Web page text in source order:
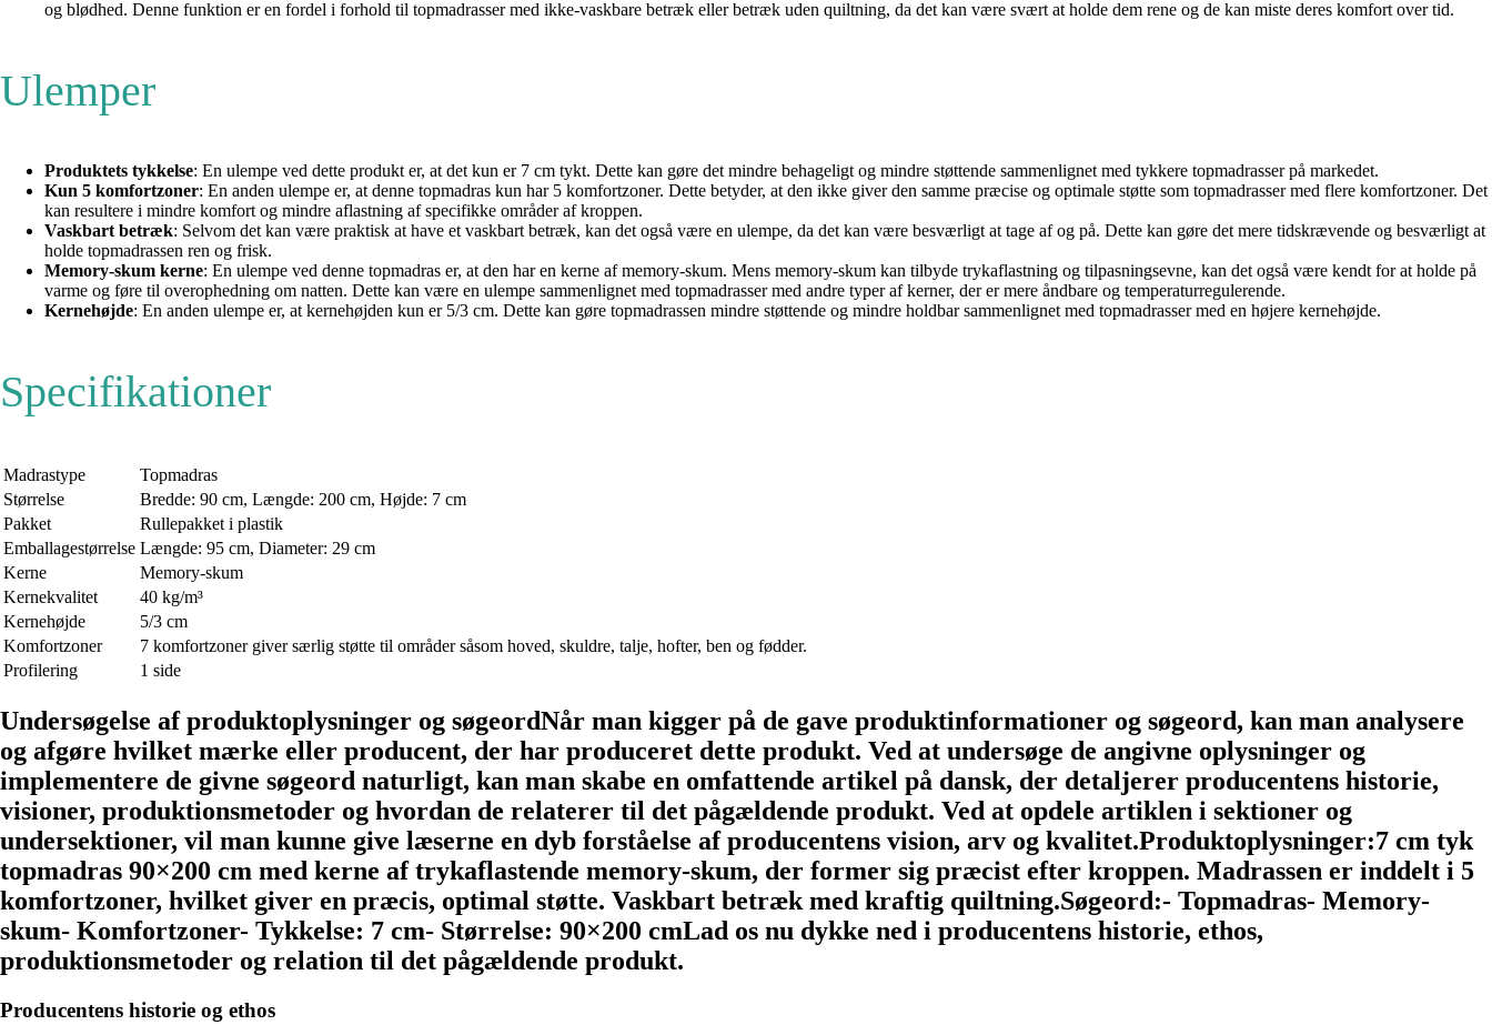
og blødhed. Denne funktion er en fordel i forhold til topmadrasser med ikke-vaskbare betræk eller betræk uden quiltning, da det kan være svært at holde dem rene og de kan miste deres komfort over tid.
Ulemper
Produktets tykkelse: En ulempe ved dette produkt er, at det kun er 7 cm tykt. Dette kan gøre det mindre behageligt og mindre støttende sammenlignet med tykkere topmadrasser på markedet.
Kun 5 komfortzoner: En anden ulempe er, at denne topmadras kun har 5 komfortzoner. Dette betyder, at den ikke giver den samme præcise og optimale støtte som topmadrasser med flere komfortzoner. Det
kan resultere i mindre komfort og mindre aflastning af specifikke områder af kroppen.
Vaskbart betræk: Selvom det kan være praktisk at have et vaskbart betræk, kan det også være en ulempe, da det kan være besværligt at tage af og på. Dette kan gøre det mere tidskrævende og besværligt at
holde topmadrassen ren og frisk.
Memory-skum kerne: En ulempe ved denne topmadras er, at den har en kerne af memory-skum. Mens memory-skum kan tilbyde trykaflastning og tilpasningsevne, kan det også være kendt for at holde på
varme og føre til overophedning om natten. Dette kan være en ulempe sammenlignet med topmadrasser med andre typer af kerner, der er mere åndbare og temperaturregulerende.
Kernehøjde: En anden ulempe er, at kernehøjden kun er 5/3 cm. Dette kan gøre topmadrassen mindre støttende og mindre holdbar sammenlignet med topmadrasser med en højere kernehøjde.
Specifikationer
Madrastype
Topmadras
Størrelse
Bredde: 90 cm, Længde: 200 cm, Højde: 7 cm
Pakket
Rullepakket i plastik
Emballagestørrelse Længde: 95 cm, Diameter: 29 cm
Kerne
Memory-skum
Kernekvalitet
40 kg/m³
Kernehøjde
5/3 cm
Komfortzoner
7 komfortzoner giver særlig støtte til områder såsom hoved, skuldre, talje, hofter, ben og fødder.
Profilering
1 side
Undersøgelse af produktoplysninger og søgeordNår man kigger på de gave produktinformationer og søgeord, kan man analysere
og afgøre hvilket mærke eller producent, der har produceret dette produkt. Ved at undersøge de angivne oplysninger og
implementere de givne søgeord naturligt, kan man skabe en omfattende artikel på dansk, der detaljerer producentens historie,
visioner, produktionsmetoder og hvordan de relaterer til det pågældende produkt. Ved at opdele artiklen i sektioner og
undersektioner, vil man kunne give læserne en dyb forståelse af producentens vision, arv og kvalitet.Produktoplysninger:7 cm tyk
topmadras 90×200 cm med kerne af trykaflastende memory-skum, der former sig præcist efter kroppen. Madrassen er inddelt i 5
komfortzoner, hvilket giver en præcis, optimal støtte. Vaskbart betræk med kraftig quiltning.Søgeord:- Topmadras- Memory-
skum- Komfortzoner- Tykkelse: 7 cm- Størrelse: 90×200 cmLad os nu dykke ned i producentens historie, ethos,
produktionsmetoder og relation til det pågældende produkt.
Producentens historie og ethos